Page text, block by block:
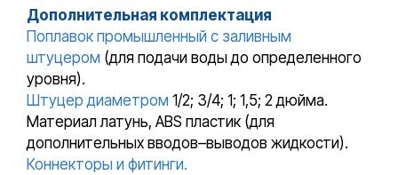
Дополнительная комплектация
Поплавок промышленный с заливным
штуцером (для подачи воды до определенного
уровня).
Штуцер диаметром 1/2; 3/4; 1; 1,5; 2 дюйма.
Материал латунь, ABS пластик (для
дополнительных вводов–выводов жидкости).
Коннекторы и фитинги.